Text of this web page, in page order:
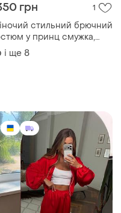
грн 1
стильний брючний
у принц смужка,
костюм у смужку,
костюм у смужку з
і ще 8